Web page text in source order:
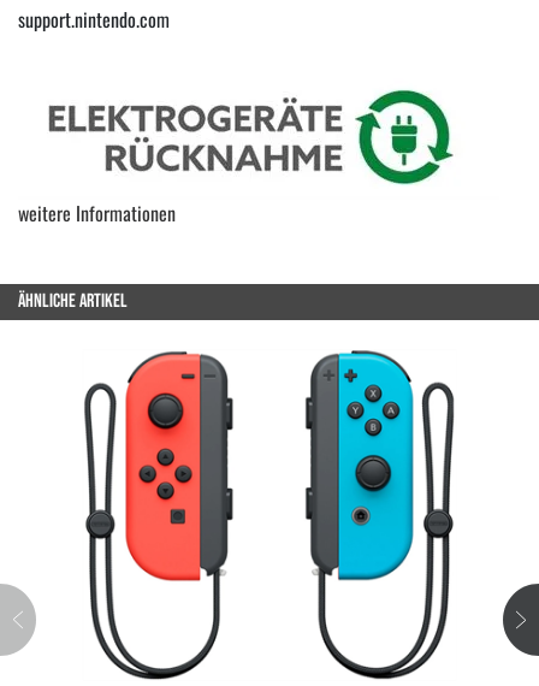
support.nintendo.com
weitere Informationen
ÄHNLICHE ARTIKEL